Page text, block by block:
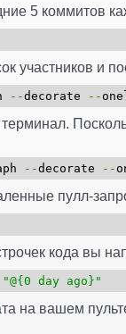
5 коммитов
участников и
--decorate --
--decorate --
пулл-
кода вы
"@{0 day ago}"
на вашем